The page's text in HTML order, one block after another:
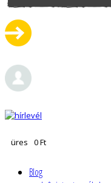
pankaandpietro
üres 0 Ft
Blog